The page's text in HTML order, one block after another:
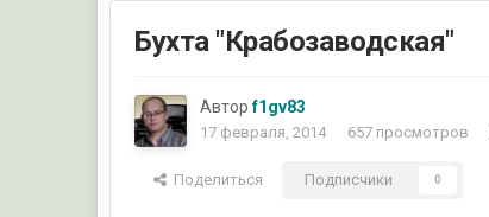
Бухта "Крабозаводская"
Авторf1gv83
17 февраля, 2014 657 просмотров
Поделиться Подписчики 0